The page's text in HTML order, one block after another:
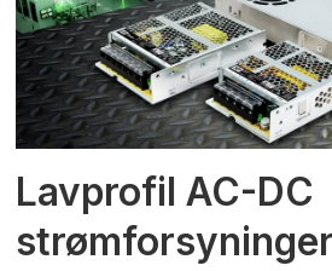
Lavprofil AC-DC
strømforsyninger